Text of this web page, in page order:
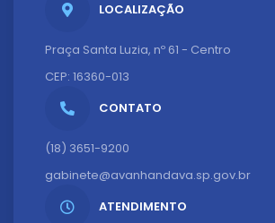
LOCALIZAÇÃO
Praça Santa Luzia, nº 61 - Centro
CEP: 16360-013
CONTATO
(18) 3651-9200
gabinete@avanhandava.sp.gov.br
ATENDIMENTO